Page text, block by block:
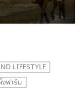
LIFESTYLE
ฟาร์ม